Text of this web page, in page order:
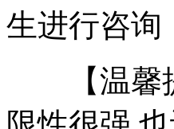
生进行咨询
【温馨提